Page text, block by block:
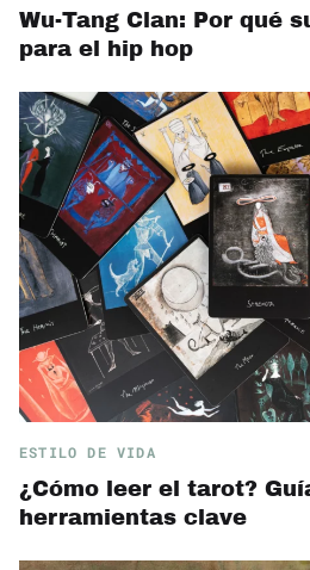
Wu-Tang Clan: Por qué
para el hip hop
ESTILO DE VIDA
¿Cómo leer el tarot?
herramientas clave